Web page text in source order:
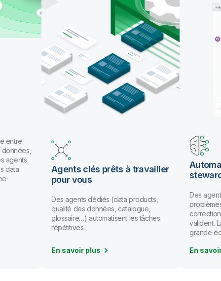
entre
agents
data
Agents clés prêts à travailler
pour vous
Des agents dédiés (data products,
qualité des données, catalogue,
glossaire…) automatisent les tâches
répétitives.
En savoir plus
Des
valident.
grande
En